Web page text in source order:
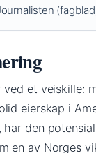
ved et veiskille:
eierskap i
den
en av Norges